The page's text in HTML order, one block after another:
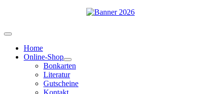
Home
Online-Shop
Bonkarten
Literatur
Gutscheine
Kontakt